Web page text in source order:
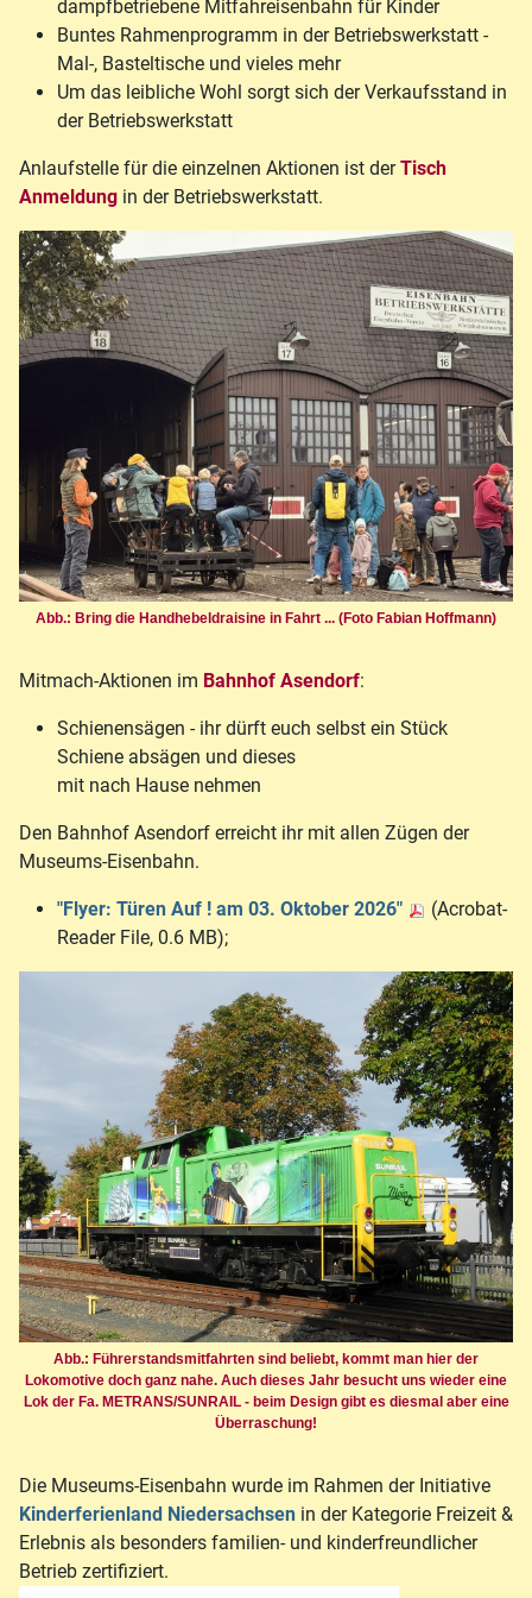
dampfbetriebene Mitfahreisenbahn für Kinder
Buntes Rahmenprogramm in der Betriebswerkstatt -
Mal-, Basteltische und vieles mehr
Um das leibliche Wohl sorgt sich der Verkaufsstand in
der Betriebswerkstatt
Anlaufstelle für die einzelnen Aktionen ist derTisch
Anmeldung in der Betriebswerkstatt.
Abb.: Bring die Handhebeldraisine in Fahrt ... (Foto Fabian Hoffmann)
Mitmach-Aktionen im Bahnhof Asendorf:
Schienensägen - ihr dürft euch selbst ein Stück
Schiene absägen und dieses
mit nach Hause nehmen
Den Bahnhof Asendorf erreicht ihr mit allen Zügen der
Museums-Eisenbahn.
"Flyer: Türen Auf ! am 03. Oktober 2026"
(Acrobat-
Reader File, 0.6 MB);
Abb.: Führerstandsmitfahrten sind beliebt, kommt man hier der
Lokomotive doch ganz nahe. Auch dieses Jahr besucht uns wieder eine
Lok der Fa. METRANS/SUNRAIL - beim Design gibt es diesmal aber eine
Überraschung!
Die Museums-Eisenbahn wurde im Rahmen der Initiative
Kinderferienland Niedersachsen in der Kategorie Freizeit &
Erlebnis als besonders familien- und kinderfreundlicher
Betrieb zertifiziert.